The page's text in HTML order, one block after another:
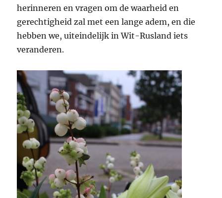
herinneren en vragen om de waarheid en
gerechtigheid zal met een lange adem, en die
hebben we, uiteindelijk in Wit-Rusland iets
veranderen.